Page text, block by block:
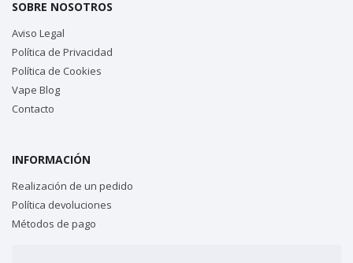
SOBRE NOSOTROS
Aviso Legal
Política de Privacidad
Política de Cookies
Vape Blog
Contacto
INFORMACIÓN
Realización de un pedido
Política devoluciones
Métodos de pago